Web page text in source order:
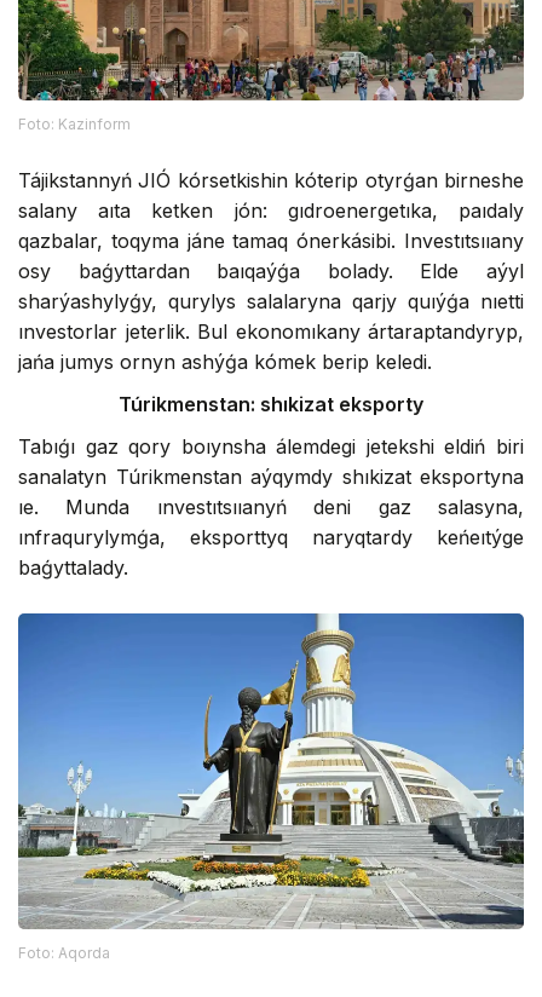
Foto: Kazinform
Tájikstannyń JІÓ kórsetkishin kóterip otyrǵan birneshe
salany aıta ketken jón: gıdroenergetıka, paıdaly
qazbalar, toqyma jáne tamaq ónerkásibi. Investıtsııany
osy baǵyttardan baıqaýǵa bolady. Elde aýyl
sharýashylyǵy, qurylys salalaryna qarjy quıýǵa nıetti
ınvestorlar jeterlik. Bul ekonomıkany ártaraptandyryp,
jańa jumys ornyn ashýǵa kómek berip keledi.
Túrikmenstan: shıkizat eksporty
Tabıǵı gaz qory boıynsha álemdegi jetekshi eldiń biri
sanalatyn Túrikmenstan aýqymdy shıkizat eksportyna
ıe. Munda ınvestıtsııanyń deni gaz salasyna,
ınfraqurylymǵa, eksporttyq naryqtardy keńeıtýge
baǵyttalady.
Foto: Aqorda